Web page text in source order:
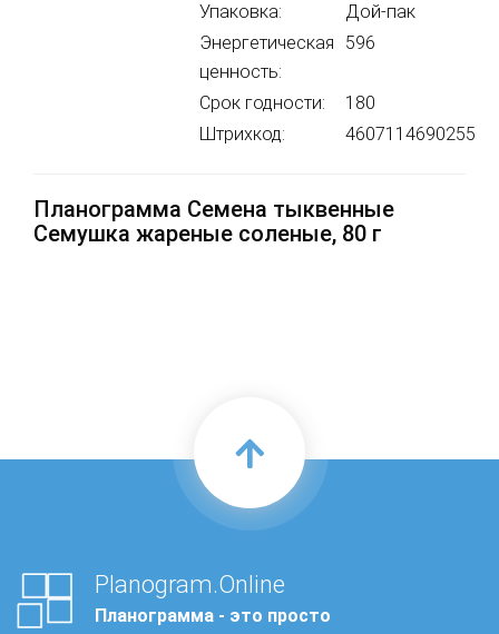
Упаковка:
Дой-пак
Энергетическая
ценность:
596
Срок годности:
180
Штрихкод:
4607114690255
Планограмма Семена тыквенные
Семушка жареные соленые, 80 г
Planogram.Online
Планограмма - это просто